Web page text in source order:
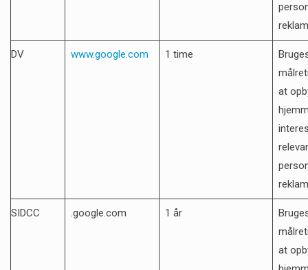
DV www.google.com 1 time
at
SIDCC .google.com 1 år
at